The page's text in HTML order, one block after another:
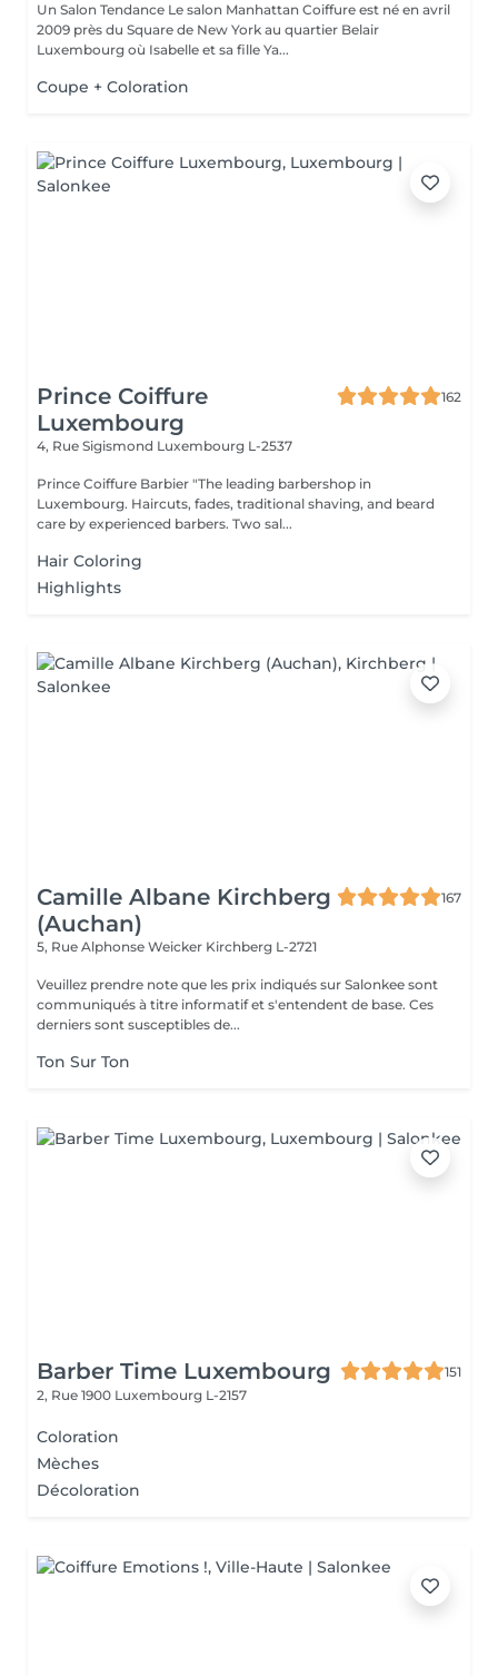
Un Salon Tendance Le salon Manhattan Coiffure est né en avril
2009 près du Square de New York au quartier Belair
Luxembourg où Isabelle et sa fille Ya...
Coupe + Coloration
Prince Coiffure
Luxembourg
162
4, Rue Sigismond Luxembourg L-2537
Prince Coiffure Barbier "The leading barbershop in
Luxembourg. Haircuts, fades, traditional shaving, and beard
care by experienced barbers. Two sal...
Hair Coloring
Highlights
Camille Albane Kirchberg
(Auchan)
167
5, Rue Alphonse Weicker Kirchberg L-2721
Veuillez prendre note que les prix indiqués sur Salonkee sont
communiqués à titre informatif et s'entendent de base. Ces
derniers sont susceptibles de...
Ton Sur Ton
Barber Time Luxembourg
151
2, Rue 1900 Luxembourg L-2157
Coloration
Mèches
Décoloration